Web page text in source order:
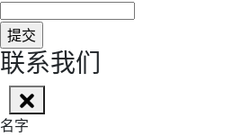
联系我们
名字